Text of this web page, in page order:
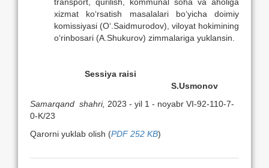
xizmat ko‘rsatish masalalari bo‘yicha doimiy
komissiyasi (O‘.Saidmurodov), viloyat hokimining
o‘rinbosari (A.Shukurov) zimmalariga yuklansin.
Sessiya raisi
S.Usmonov
Samarqand shahri, 2023 - yil 1 - noyabr VI-92-110-7-
0-K/23
Qarorni yuklab olish (PDF 252 KB)